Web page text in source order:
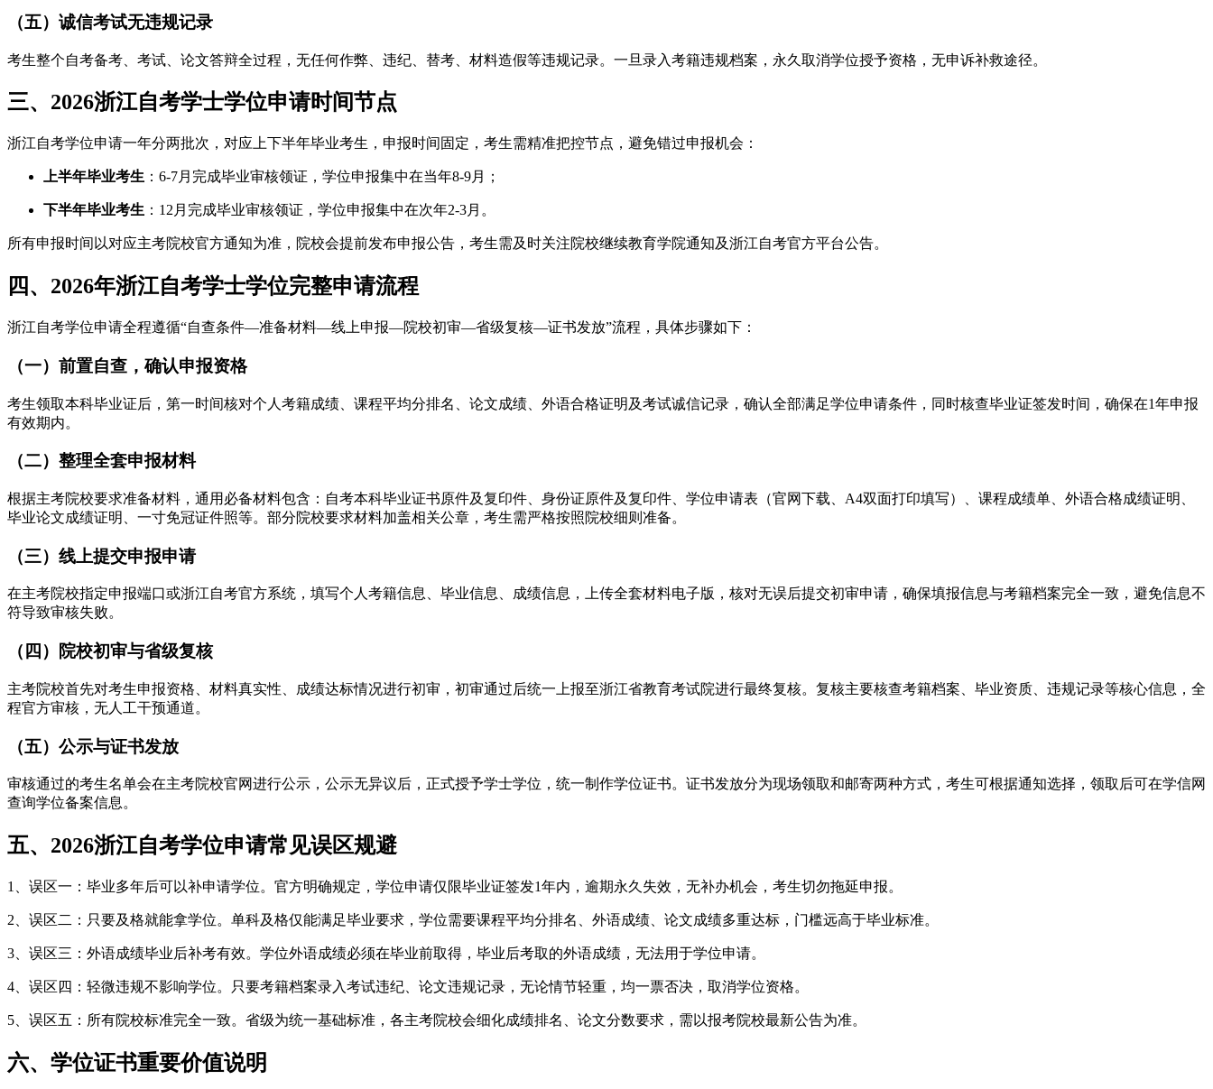
（五）诚信考试无违规记录
考生整个自考备考、考试、论文答辩全过程，无任何作弊、违纪、替考、材料造假等违规记录。一旦录入考籍违规档案，永久取消学位授予资格，无申诉补救途径。
三、2026浙江自考学士学位申请时间节点
浙江自考学位申请一年分两批次，对应上下半年毕业考生，申报时间固定，考生需精准把控节点，避免错过申报机会：
上半年毕业考生 ：6-7月完成毕业审核领证，学位申报集中在当年8-9月；
下半年毕业考生 ：12月完成毕业审核领证，学位申报集中在次年2-3月。
所有申报时间以对应主考院校官方通知为准，院校会提前发布申报公告，考生需及时关注院校继续教育学院通知及浙江自考官方平台公告。
四、2026年浙江自考学士学位完整申请流程
浙江自考学位申请全程遵循“自查条件—准备材料—线上申报—院校初审—省级复核—证书发放”流程，具体步骤如下：
（一）前置自查，确认申报资格
考生领取本科毕业证后，第一时间核对个人考籍成绩、课程平均分排名、论文成绩、外语合格证明及考试诚信记录，确认全部满足学位申请条件，同时核查毕业证签发时间，确保在1年申报
有效期内。
（二）整理全套申报材料
根据主考院校要求准备材料，通用必备材料包含：自考本科毕业证书原件及复印件、身份证原件及复印件、学位申请表（官网下载、A4双面打印填写）、课程成绩单、外语合格成绩证明、
毕业论文成绩证明、一寸免冠证件照等。部分院校要求材料加盖相关公章，考生需严格按照院校细则准备。
（三）线上提交申报申请
在主考院校指定申报端口或浙江自考官方系统，填写个人考籍信息、毕业信息、成绩信息，上传全套材料电子版，核对无误后提交初审申请，确保填报信息与考籍档案完全一致，避免信息不
符导致审核失败。
（四）院校初审与省级复核
主考院校首先对考生申报资格、材料真实性、成绩达标情况进行初审，初审通过后统一上报至浙江省教育考试院进行最终复核。复核主要核查考籍档案、毕业资质、违规记录等核心信息，全
程官方审核，无人工干预通道。
（五）公示与证书发放
审核通过的考生名单会在主考院校官网进行公示，公示无异议后，正式授予学士学位，统一制作学位证书。证书发放分为现场领取和邮寄两种方式，考生可根据通知选择，领取后可在学信网
查询学位备案信息。
五、2026浙江自考学位申请常见误区规避
1、误区一：毕业多年后可以补申请学位。官方明确规定，学位申请仅限毕业证签发1年内，逾期永久失效，无补办机会，考生切勿拖延申报。
2、误区二：只要及格就能拿学位。单科及格仅能满足毕业要求，学位需要课程平均分排名、外语成绩、论文成绩多重达标，门槛远高于毕业标准。
3、误区三：外语成绩毕业后补考有效。学位外语成绩必须在毕业前取得，毕业后考取的外语成绩，无法用于学位申请。
4、误区四：轻微违规不影响学位。只要考籍档案录入考试违纪、论文违规记录，无论情节轻重，均一票否决，取消学位资格。
5、误区五：所有院校标准完全一致。省级为统一基础标准，各主考院校会细化成绩排名、论文分数要求，需以报考院校最新公告为准。
六、学位证书重要价值说明